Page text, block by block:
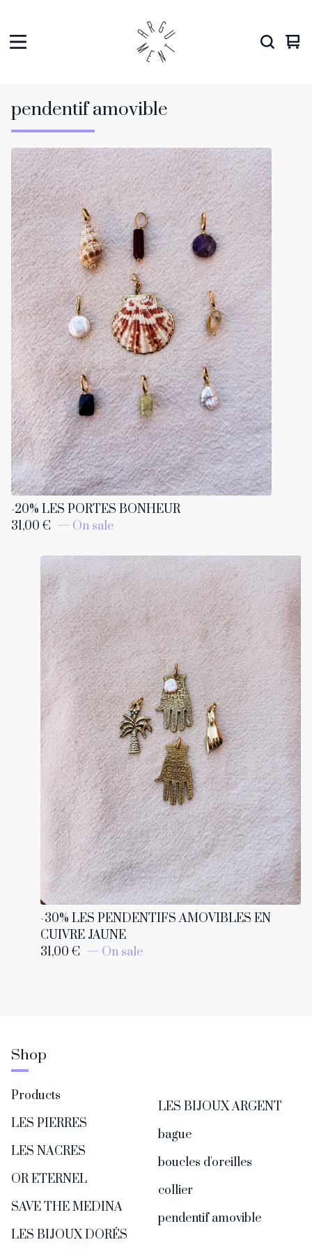
0
pendentif amovible
-20% LES PORTES BONHEUR
31,00 € — On sale
-30% LES PENDENTIFS AMOVIBLES EN
CUIVRE JAUNE
31,00 € — On sale
Shop
Products
LES PIERRES
LES NACRES
OR ETERNEL
SAVE THE MEDINA
LES BIJOUX DORÉS
LES BIJOUX ARGENT
bague
boucles d'oreilles
collier
pendentif amovible